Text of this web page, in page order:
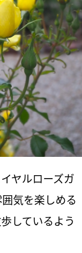
ヤルローズガ
気を楽しめる
しているよう